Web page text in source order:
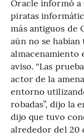
Oracle informó a
piratas
más antiguos de
aún no se
almacenamiento
aviso. “Las
actor de la
entorno
robadas”, dijo la
dijo que tuvo
alrededor del 20